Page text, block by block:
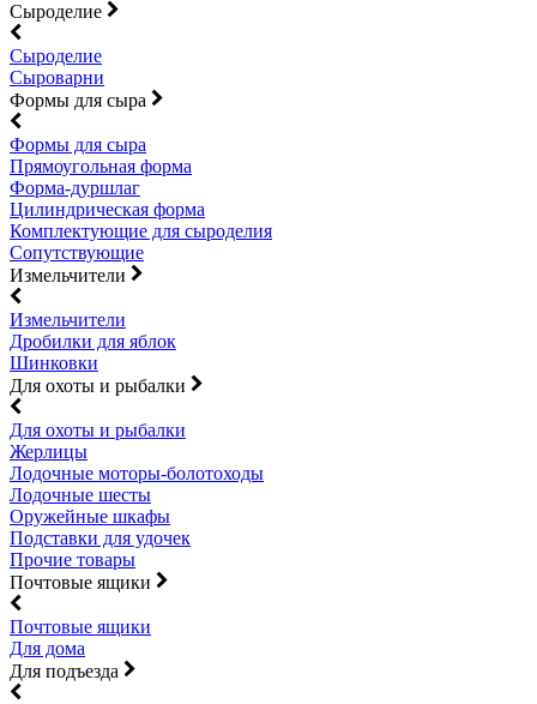
Сыроделие
Сыроделие
Сыроварни
Формы для сыра
Формы для сыра
Прямоугольная форма
Форма-дуршлаг
Цилиндрическая форма
Комплектующие для сыроделия
Сопутствующие
Измельчители
Измельчители
Дробилки для яблок
Шинковки
Для охоты и рыбалки
Для охоты и рыбалки
Жерлицы
Лодочные моторы-болотоходы
Лодочные шесты
Оружейные шкафы
Подставки для удочек
Прочие товары
Почтовые ящики
Почтовые ящики
Для дома
Для подъезда